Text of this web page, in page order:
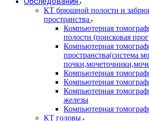
КТ брюшной полости и
пространства
Компьютерная
полости (поисковая
Компьютерная
пространства(система
Компьютерная
Компьютерная
Компьютерная
железы
Компьютерная
КТ головы